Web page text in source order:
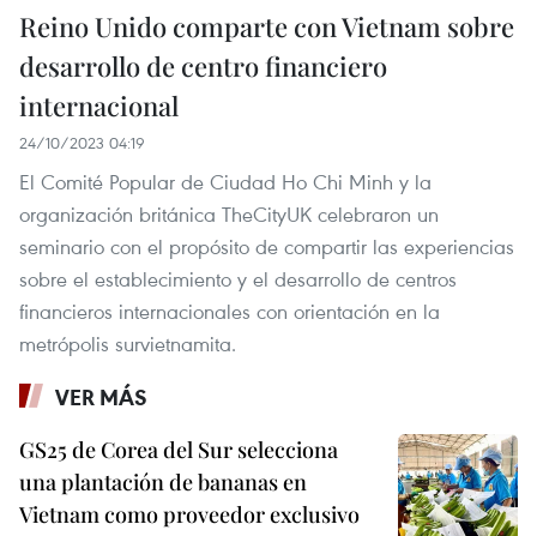
Reino Unido comparte con Vietnam sobre
desarrollo de centro financiero
internacional
24/10/2023 04:19
El Comité Popular de Ciudad Ho Chi Minh y la
organización británica TheCityUK celebraron un
seminario con el propósito de compartir las experiencias
sobre el establecimiento y el desarrollo de centros
financieros internacionales con orientación en la
metrópolis survietnamita.
VER MÁS
GS25 de Corea del Sur selecciona
una plantación de bananas en
Vietnam como proveedor exclusivo